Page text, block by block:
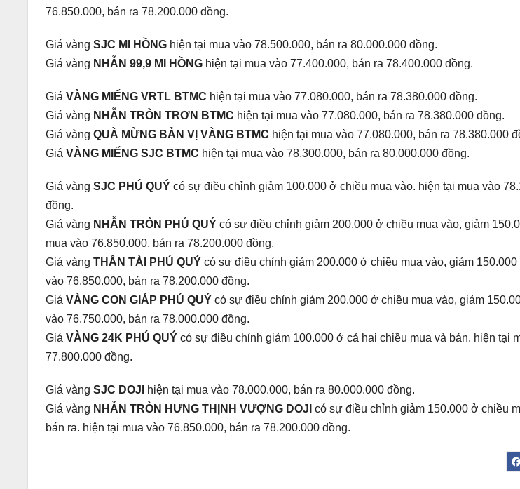
76.850.000, bán ra 78.200.000 đồng.
Giá vàng SJC MI HỒNG hiện tại mua vào 78.500.000, bán ra 80.000.000 đồng.
Giá vàng NHẪN 99,9 MI HỒNG hiện tại mua vào 77.400.000, bán ra 78.400.000 đồng.
Giá VÀNG MIẾNG VRTL BTMC hiện tại mua vào 77.080.000, bán ra 78.380.000 đồng.
Giá vàng NHẪN TRÒN TRƠN BTMC hiện tại mua vào 77.080.000, bán ra 78.380.000 đồng.
Giá vàng QUÀ MỪNG BẢN VỊ VÀNG BTMC hiện tại mua vào 77.080.000, bán ra 78.380.000
Giá VÀNG MIẾNG SJC BTMC hiện tại mua vào 78.300.000, bán ra 80.000.000 đồng.
Giá vàng SJC PHÚ QUÝ có sự điều chỉnh giảm 100.000 ở chiều mua vào. hiện tại mua vào
đồng.
Giá vàng NHẪN TRÒN PHÚ QUÝ có sự điều chỉnh giảm 200.000 ở chiều mua vào, giảm
mua vào 76.850.000, bán ra 78.200.000 đồng.
Giá vàng THẦN TÀI PHÚ QUÝ có sự điều chỉnh giảm 200.000 ở chiều mua vào, giảm
vào 76.850.000, bán ra 78.200.000 đồng.
Giá VÀNG CON GIÁP PHÚ QUÝ có sự điều chỉnh giảm 200.000 ở chiều mua vào, giảm
vào 76.750.000, bán ra 78.000.000 đồng.
Giá VÀNG 24K PHÚ QUÝ có sự điều chỉnh giảm 100.000 ở cả hai chiều mua và bán. hiện tại
77.800.000 đồng.
Giá vàng SJC DOJI
hiện tại mua vào 78.000.000, bán ra 80.000.000 đồng.
Giá vàng NHẪN TRÒN HƯNG THỊNH VƯỢNG DOJI có sự điều chỉnh giảm 150.000 ở chiều
bán ra. hiện tại mua vào 76.850.000, bán ra 78.200.000 đồng.